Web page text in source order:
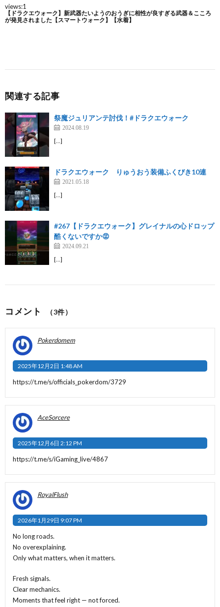
関連する記事
祭魔ジュリアンテ討伐！#ドラクエウォーク
2024.08.19
[…]
ドラクエウォーク りゅうおう装備ふくびき10連
2021.05.18
[…]
#267【ドラクエウォーク】グレイナルの心ドロップ
酷くないですか😡
2024.09.21
[…]
コメント （3件）
Pokerdomem
2025年12月2日 1:48 AM
https://t.me/s/officials_pokerdom/3729
AceSorcere
2025年12月6日 2:12 PM
https://t.me/s/iGaming_live/4867
RoyalFlush
2026年1月29日 9:07 PM
No long roads.
No overexplaining.
Only what matters, when it matters.
Fresh signals.
Clear mechanics.
Moments that feel right — not forced.